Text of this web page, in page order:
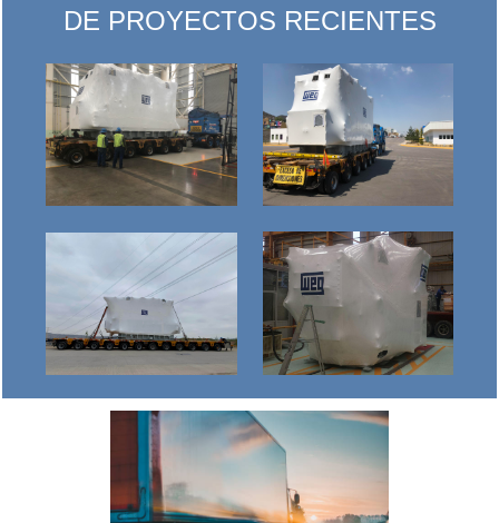
DE PROYECTOS RECIENTES